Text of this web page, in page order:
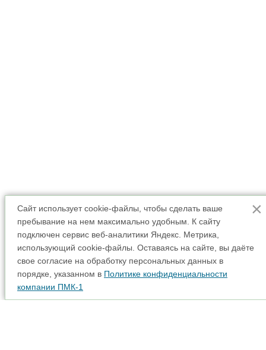
Сайт использует cookie-файлы, чтобы сделать ваше
пребывание на нем максимально удобным. К cайту
подключен сервис веб-аналитики Яндекс. Метрика,
использующий cookie-файлы. Оставаясь на сайте, вы даёте
свое согласие на обработку персональных данных в
порядке, указанном в Политике конфиденциальности
компании ПМК-1
×